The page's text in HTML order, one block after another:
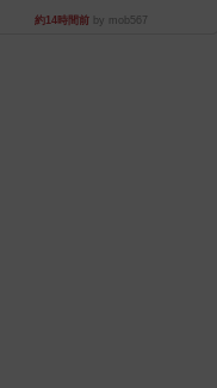
約14時間前by mob567